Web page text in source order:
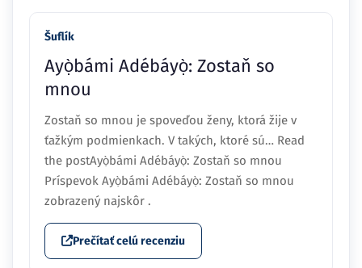
Šuflík
Ayọ̀bámi Adébáyọ̀: Zostaň so
mnou
Zostaň so mnou je spoveďou ženy, ktorá žije v
ťažkým podmienkach. V takých, ktoré sú… Read
the postAyọ̀bámi Adébáyọ̀: Zostaň so mnou
Príspevok Ayọ̀bámi Adébáyọ̀: Zostaň so mnou
zobrazený najskôr .
Prečítať celú recenziu